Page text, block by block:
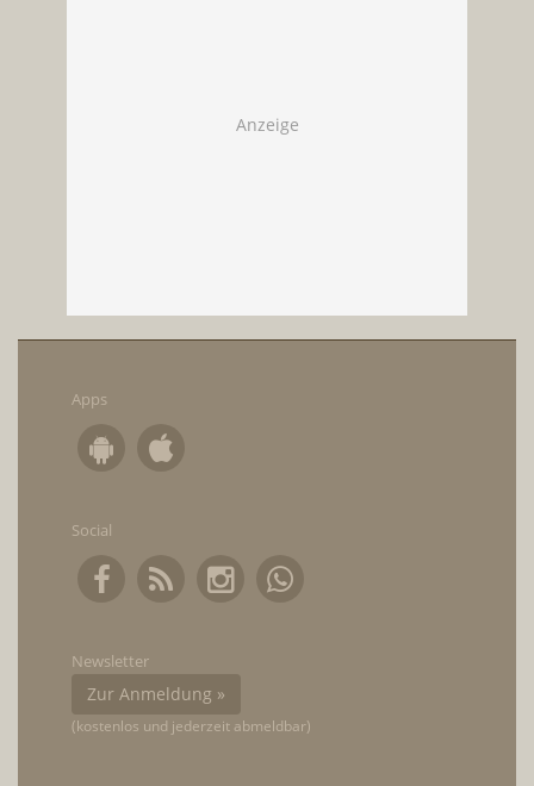
Apps
Social
Newsletter
Zur Anmeldung »
(kostenlos und jederzeit abmeldbar)